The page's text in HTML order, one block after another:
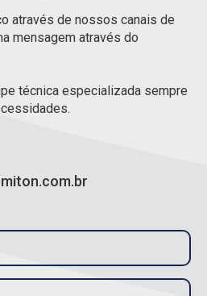
através de nossos canais de
mensagem através do
técnica especializada sempre